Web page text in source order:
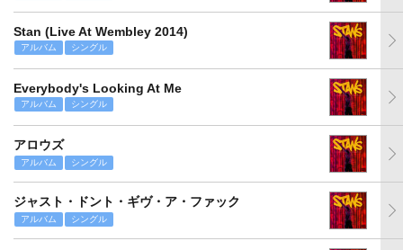
Stan (Live At Wembley 2014)
アルバム シングル
Everybody's Looking At Me
アルバム シングル
アロウズ
アルバム シングル
ジャスト・ドント・ギヴ・ア・ファック
アルバム シングル